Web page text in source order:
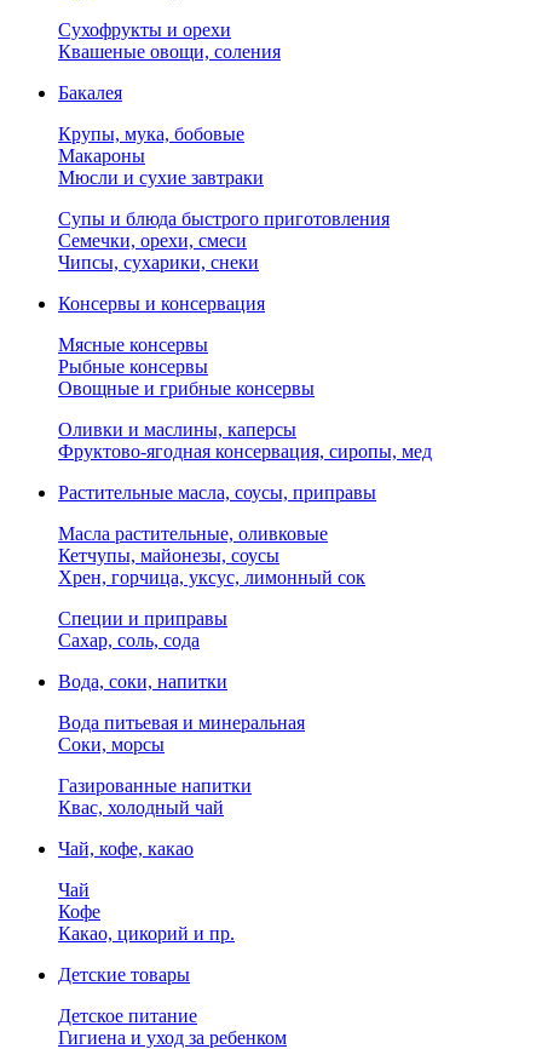
Сухофрукты и орехи
Квашеные овощи, соления
Бакалея
Крупы, мука, бобовые
Макароны
Мюсли и сухие завтраки
Супы и блюда быстрого приготовления
Семечки, орехи, смеси
Чипсы, сухарики, снеки
Консервы и консервация
Мясные консервы
Рыбные консервы
Овощные и грибные консервы
Оливки и маслины, каперсы
Фруктово-ягодная консервация, сиропы, мед
Растительные масла, соусы, приправы
Масла растительные, оливковые
Кетчупы, майонезы, соусы
Хрен, горчица, уксус, лимонный сок
Специи и приправы
Сахар, соль, сода
Вода, соки, напитки
Вода питьевая и минеральная
Соки, морсы
Газированные напитки
Квас, холодный чай
Чай, кофе, какао
Чай
Кофе
Какао, цикорий и пр.
Детские товары
Детское питание
Гигиена и уход за ребенком